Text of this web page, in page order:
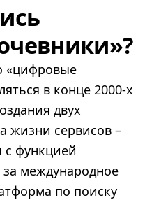
«цифровые
в конце 2000-х
двух
жизни сервисов –
с функцией
международное
по поиску